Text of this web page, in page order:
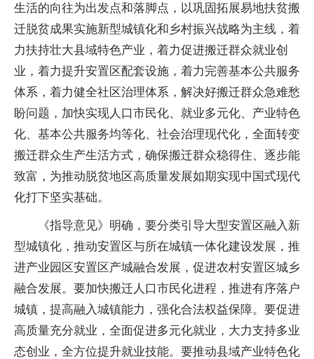
生活的向往为出发点和落脚点，以巩固拓展易地扶贫搬
迁脱贫成果实施新型城镇化和乡村振兴战略为主线，着
力扶持壮大县域特色产业，着力促进搬迁群众就业创
业，着力提升安置区配套设施，着力完善基本公共服务
体系，着力健全社区治理体系，解决好搬迁群众急难愁
盼问题，加快实现人口市民化、就业多元化、产业特色
化、基本公共服务均等化、社会治理现代化，全面转变
搬迁群众生产生活方式，确保搬迁群众稳得住、逐步能
致富，为推动脱贫地区高质量发展如期实现中国式现代
化打下坚实基础。
《指导意见》明确，要分类引导大型安置区融入新
型城镇化，推动安置区与所在城镇一体化建设发展，推
进产业园区安置区产城融合发展，促进农村安置区城乡
融合发展。要加快搬迁人口市民化进程，推进有序落户
城镇，提高融入城镇能力，强化合法权益保障。要促进
高质量充分就业，全面促进多元化就业，大力支持多业
态创业，全方位提升就业技能。要推动县域产业特色化